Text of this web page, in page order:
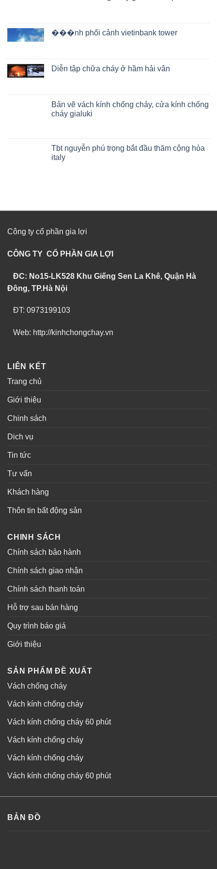
���nh phối cảnh vietinbank tower
Diễn tập chữa cháy ở hầm hải vân
Bản vẽ vách kính chống cháy, cửa kính chống
cháy gialuki
Tbt nguyễn phú trọng bắt đầu thăm cộng hòa
italy
Công ty cổ phần gia lợi
CÔNG TY CỔ PHẦN GIA LỢI
ĐC: No15-LK528 Khu Giếng Sen La Khê, Quận Hà
Đông, TP.Hà Nội
ĐT: 0973199103
Web: http://kinhchongchay.vn
LIÊN KẾT
Trang chủ
Giới thiệu
Chinh sách
Dich vụ
Tin tức
Tư vấn
Khách hàng
Thôn tin bất động sản
CHINH SÁCH
Chính sách bảo hành
Chính sách giao nhận
Chính sách thanh toán
Hỗ trợ sau bán hàng
Quy trình báo giá
Giới thiệu
SẢN PHẨM ĐỀ XUẤT
Vách chống cháy
Vách kính chống cháy
Vách kính chống cháy 60 phút
Vách kính chống cháy
Vách kính chống cháy
Vách kính chống cháy 60 phút
BẢN ĐỒ